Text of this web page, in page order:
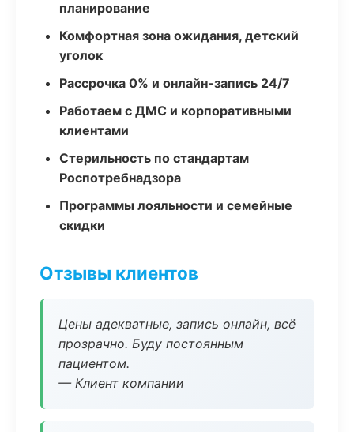
планирование
Комфортная зона ожидания, детский
уголок
Рассрочка 0% и онлайн-запись 24/7
Работаем с ДМС и корпоративными
клиентами
Стерильность по стандартам
Роспотребнадзора
Программы лояльности и семейные
скидки
Отзывы клиентов
Цены адекватные, запись онлайн, всё
прозрачно. Буду постоянным
пациентом.
— Клиент компании